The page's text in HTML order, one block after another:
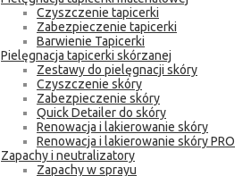
Czyszczenie tapicerki
Zabezpieczenie tapicerki
Barwienie Tapicerki
Pielęgnacja tapicerki skórzanej
Zestawy do pielęgnacji skóry
Czyszczenie skóry
Zabezpieczenie skóry
Quick Detailer do skóry
Renowacja i lakierowanie skóry
Renowacja i lakierowanie skóry PRO
Zapachy i neutralizatory
Zapachy w sprayu